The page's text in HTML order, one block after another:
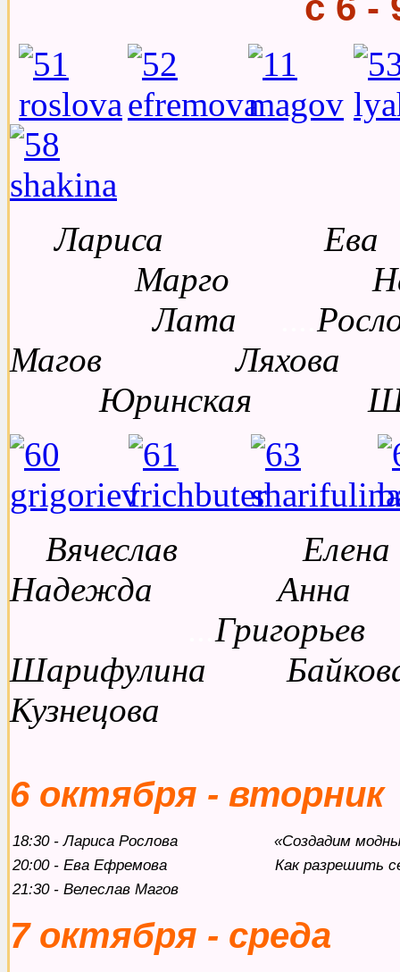
Лариса Ева
Марго
Лата
Магов Ляхова
Юринская
Вячеслав
Надежда
Шарифулина
Кузнецова
6 октября - вторник
18:30 - Лариса Рослова
«Создадим
20:00 - Ева Ефремова
Как разрешить
21:30 - Велеслав Магов
7 октября - среда